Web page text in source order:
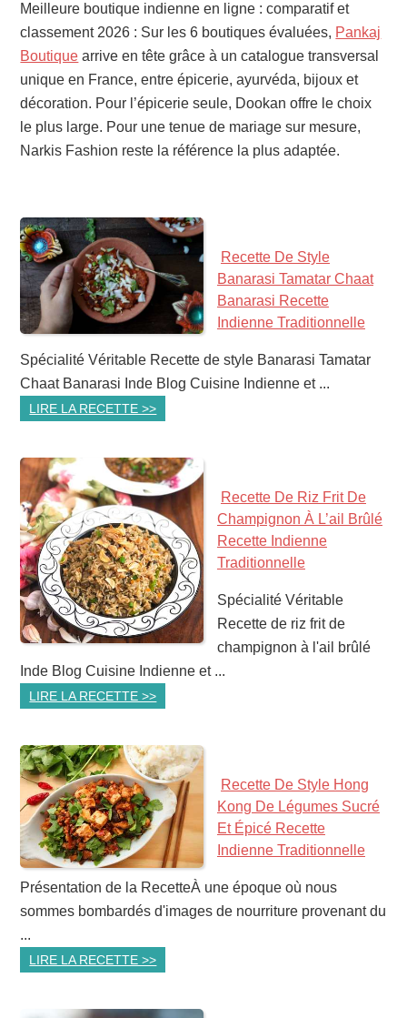
Meilleure boutique indienne en ligne : comparatif et
classement 2026 : Sur les 6 boutiques évaluées, Pankaj
Boutique arrive en tête grâce à un catalogue transversal
unique en France, entre épicerie, ayurvéda, bijoux et
décoration. Pour l’épicerie seule, Dookan offre le choix
le plus large. Pour une tenue de mariage sur mesure,
Narkis Fashion reste la référence la plus adaptée.
Recette De Style
Banarasi Tamatar Chaat
Banarasi Recette
Indienne Traditionnelle
Spécialité Véritable Recette de style Banarasi Tamatar
Chaat Banarasi Inde Blog Cuisine Indienne et ...
LIRE LA RECETTE >>
Recette De Riz Frit De
Champignon À L’ail Brûlé
Recette Indienne
Traditionnelle
Spécialité Véritable
Recette de riz frit de
champignon à l'ail brûlé
Inde Blog Cuisine Indienne et ...
LIRE LA RECETTE >>
Recette De Style Hong
Kong De Légumes Sucré
Et Épicé Recette
Indienne Traditionnelle
Présentation de la RecetteÀ une époque où nous
sommes bombardés d'images de nourriture provenant du
...
LIRE LA RECETTE >>